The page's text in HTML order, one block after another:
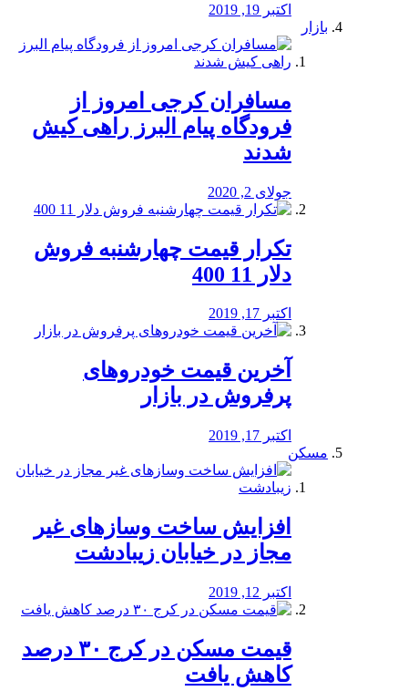
اکتبر 19, 2019
بازار
مسافران کرجی امروز از
فرودگاه پیام البرز راهی کیش
شدند
جولای 2, 2020
تکرار قیمت چهارشنبه فروش
دلار 11 400
اکتبر 17, 2019
آخرین قیمت خودرو‌های
پرفروش در بازار
اکتبر 17, 2019
مسکن
افزایش ساخت وسازهای غیر
مجاز در خیابان زیبادشت
اکتبر 12, 2019
️قیمت مسکن در کرج ۳۰ درصد
کاهش یافت